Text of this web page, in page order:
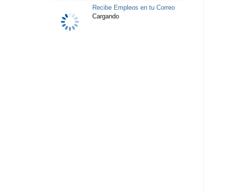
Recibe Empleos en tu Correo
Cargando